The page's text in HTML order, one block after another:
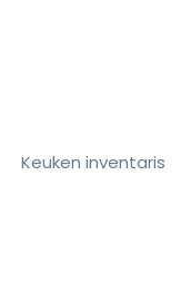
Keuken inventaris